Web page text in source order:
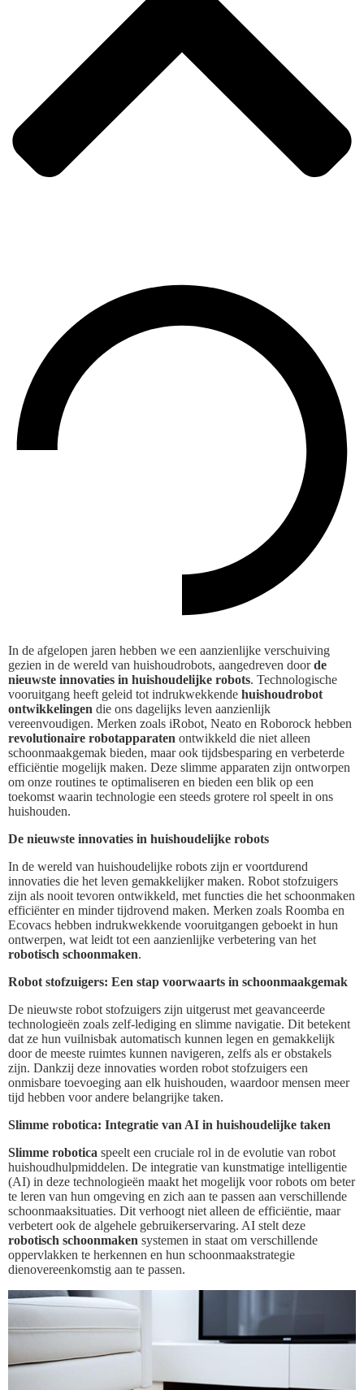
In de afgelopen jaren hebben we een aanzienlijke verschuiving
gezien in de wereld van huishoudrobots, aangedreven doorde
nieuwste innovaties in huishoudelijke robots. Technologische
vooruitgang heeft geleid tot indrukwekkende huishoudrobot
ontwikkelingen die ons dagelijks leven aanzienlijk
vereenvoudigen. Merken zoals iRobot, Neato en Roborock hebben
revolutionaire robotapparaten ontwikkeld die niet alleen
schoonmaakgemak bieden, maar ook tijdsbesparing en verbeterde
efficiëntie mogelijk maken. Deze slimme apparaten zijn ontworpen
om onze routines te optimaliseren en bieden een blik op een
toekomst waarin technologie een steeds grotere rol speelt in ons
huishouden.
De nieuwste innovaties in huishoudelijke robots
In de wereld van huishoudelijke robots zijn er voortdurend
innovaties die het leven gemakkelijker maken. Robot stofzuigers
zijn als nooit tevoren ontwikkeld, met functies die het schoonmaken
efficiënter en minder tijdrovend maken. Merken zoals Roomba en
Ecovacs hebben indrukwekkende vooruitgangen geboekt in hun
ontwerpen, wat leidt tot een aanzienlijke verbetering van het
robotisch schoonmaken.
Robot stofzuigers: Een stap voorwaarts in schoonmaakgemak
De nieuwste robot stofzuigers zijn uitgerust met geavanceerde
technologieën zoals zelf-lediging en slimme navigatie. Dit betekent
dat ze hun vuilnisbak automatisch kunnen legen en gemakkelijk
door de meeste ruimtes kunnen navigeren, zelfs als er obstakels
zijn. Dankzij deze innovaties worden robot stofzuigers een
onmisbare toevoeging aan elk huishouden, waardoor mensen meer
tijd hebben voor andere belangrijke taken.
Slimme robotica: Integratie van AI in huishoudelijke taken
Slimme robotica speelt een cruciale rol in de evolutie van robot
huishoudhulpmiddelen. De integratie van kunstmatige intelligentie
(AI) in deze technologieën maakt het mogelijk voor robots om beter
te leren van hun omgeving en zich aan te passen aan verschillende
schoonmaaksituaties. Dit verhoogt niet alleen de efficiëntie, maar
verbetert ook de algehele gebruikerservaring. AI stelt deze
robotisch schoonmaken systemen in staat om verschillende
oppervlakken te herkennen en hun schoonmaakstrategie
dienovereenkomstig aan te passen.